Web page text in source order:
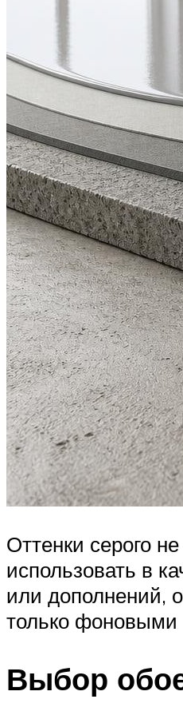
Оттенки серого
использовать в
или дополнений,
только фоновыми
Выбор